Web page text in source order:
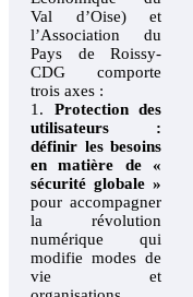
Val d’Oise) et
l’Association du
Pays de Roissy-
CDG comporte
trois axes :
1. Protection des
utilisateurs :
définir les besoins
en matière de «
sécurité globale »
pour accompagner
la révolution
numérique qui
modifie modes de
vie et